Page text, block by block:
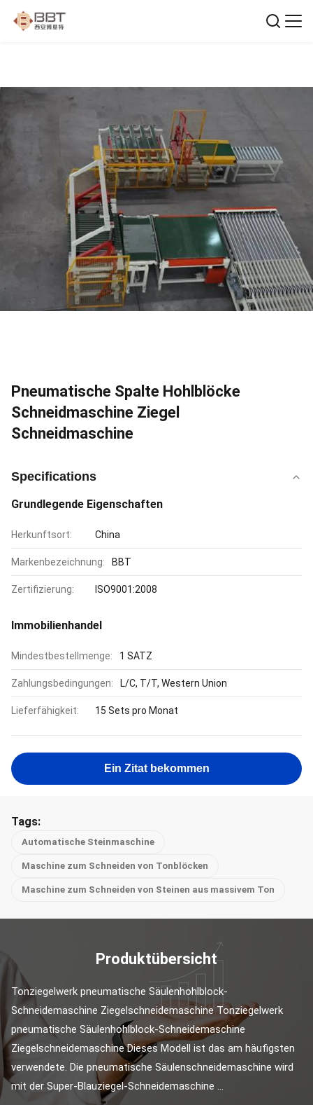
Pneumatische Spalte Hohlblöcke
Schneidmaschine Ziegel
Schneidmaschine
Specifications
Grundlegende Eigenschaften
Herkunftsort: China
Markenbezeichnung: BBT
Zertifizierung: ISO9001:2008
Immobilienhandel
Mindestbestellmenge: 1 SATZ
Zahlungsbedingungen: L/C, T/T, Western Union
Lieferfähigkeit: 15 Sets pro Monat
Ein Zitat bekommen
Tags:
Automatische Steinmaschine
Maschine zum Schneiden von Tonblöcken
Maschine zum Schneiden von Steinen aus massivem Ton
Produktübersicht
Tonziegelwerk pneumatische Säulenhohlblock-
Schneidemaschine Ziegelschneidemaschine Tonziegelwerk
pneumatische Säulenhohlblock-Schneidemaschine
Ziegelschneidemaschine Dieses Modell ist das am häufigsten
verwendete. Die pneumatische Säulenschneidemaschine wird
mit der Super-Blauziegel-Schneidemaschine ...